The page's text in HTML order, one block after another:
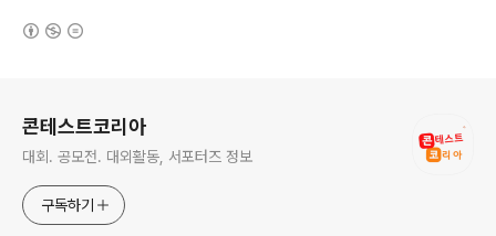
콘테스트코리아
대회. 공모전. 대외활동, 서포터즈 정보
구독하기